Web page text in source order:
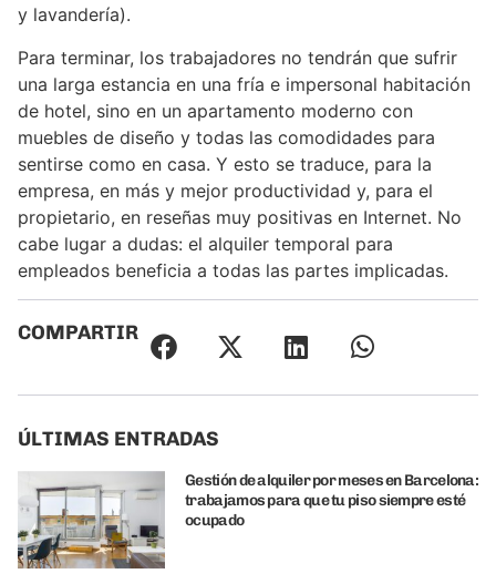
y lavandería).
Para terminar, los trabajadores no tendrán que sufrir
una larga estancia en una fría e impersonal habitación
de hotel, sino en un apartamento moderno con
muebles de diseño y todas las comodidades para
sentirse como en casa. Y esto se traduce, para la
empresa, en más y mejor productividad y, para el
propietario, en reseñas muy positivas en Internet. No
cabe lugar a dudas: el alquiler temporal para
empleados beneficia a todas las partes implicadas.
COMPARTIR
ÚLTIMAS ENTRADAS
Gestión de alquiler por meses en Barcelona:
trabajamos para que tu piso siempre esté
ocupado